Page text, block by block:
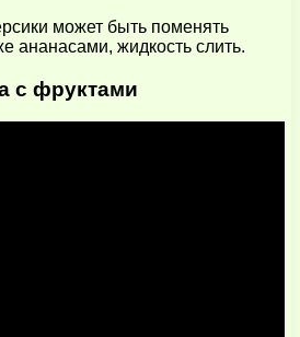
может быть поменять
ананасами, жидкость слить.
с фруктами